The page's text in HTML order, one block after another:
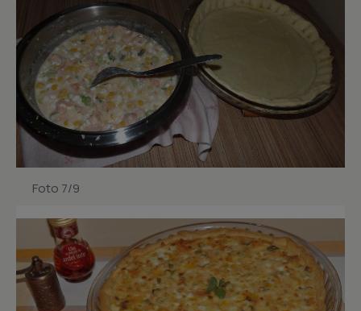
Foto 7/9